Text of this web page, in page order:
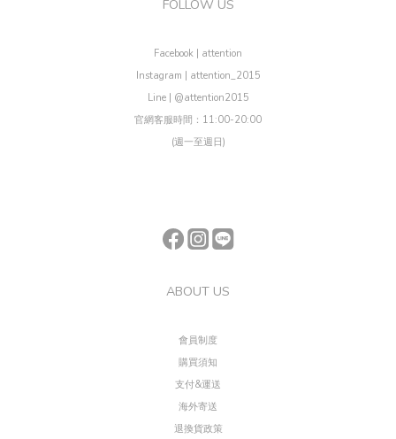
FOLLOW US
Facebook | attention
Instagram | attention_2015
Line | @attention2015
官網客服時間：11:00-20:00
(週一至週日)
ABOUT US
會員制度
購買須知
支付&運送
海外寄送
退換貨政策